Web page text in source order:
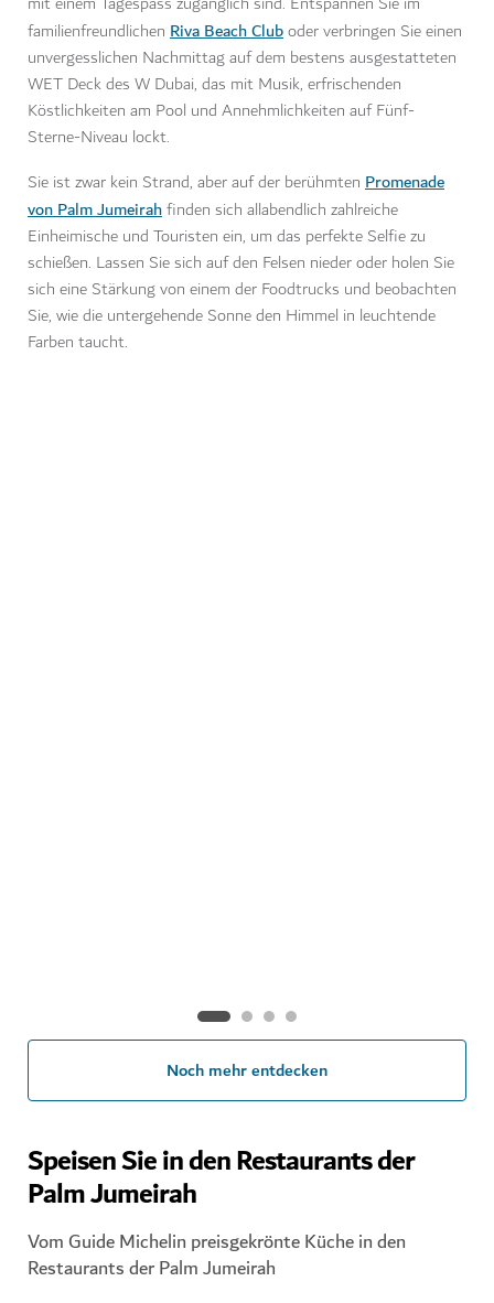
familienfreundlichen Riva Beach Cluboder verbringen Sie einen
unvergesslichen Nachmittag auf dem bestens ausgestatteten
WET Deck des W Dubai, das mit Musik, erfrischenden
Köstlichkeiten am Pool und Annehmlichkeiten auf Fünf-
Sterne-Niveau lockt.
Sie ist zwar kein Strand, aber auf der berühmten Promenade
von Palm Jumeirahfinden sich allabendlich zahlreiche
Einheimische und Touristen ein, um das perfekte Selfie zu
schießen. Lassen Sie sich auf den Felsen nieder oder holen Sie
sich eine Stärkung von einem der Foodtrucks und beobachten
Sie, wie die untergehende Sonne den Himmel in leuchtende
Farben taucht.
Noch mehr entdecken
Speisen Sie in den Restaurants der
Palm Jumeirah
Vom Guide Michelin preisgekrönte Küche in den
Restaurants der Palm Jumeirah